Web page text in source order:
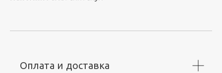
Оплата и доставка